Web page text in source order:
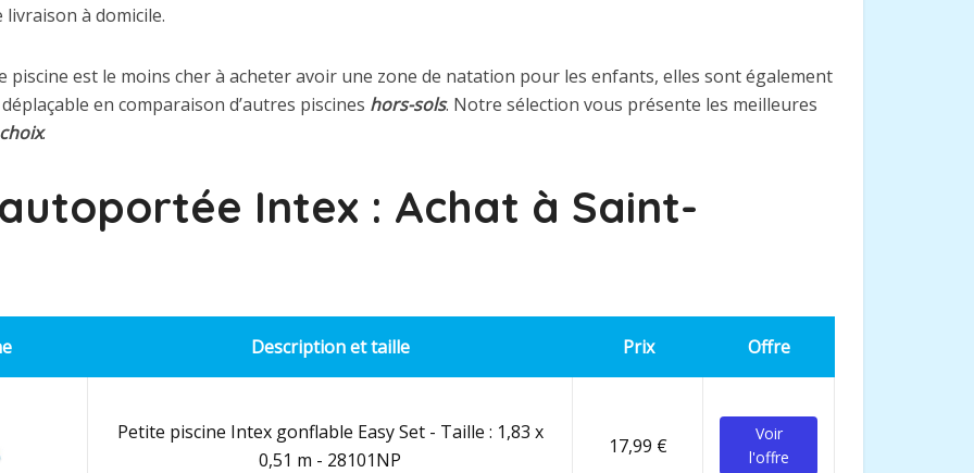
à domicile.
piscine est le moins cher à acheter avoir une zone de natation pour les enfants, elles sont également
en comparaison d’autres piscines hors-sols. Notre sélection vous présente les meilleures
choix.
Intex : Achat à Saint-
Description et taille Prix Offre
Petite piscine Intex gonflable Easy Set - Taille : 1,83 x
0,51 m - 28101NP
17,99 €
Voir
l'offre